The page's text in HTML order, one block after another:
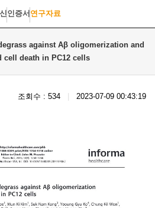
인증서 연구자료
against Aβ oligomerization and
cell death in PC12 cells
조회수 : 534 2023-07-09 00:43:19